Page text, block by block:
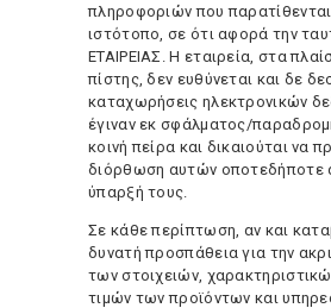
πληροφοριών που
ιστότοπο, σε ότι αφορά την
ΕΤΑΙΡΕΙΑΣ. Η εταιρεία, στα
πίστης, δεν ευθύνεται και δε
καταχωρήσεις ηλεκτρονικών
έγιναν εκ σφάλματος/
κοινή πείρα και δικαιούται να
διόρθωση αυτών οποτεδήποτε
ύπαρξή τους.
Σε κάθε περίπτωση, αν και
δυνατή προσπάθεια για την
των στοιχειών,
τιμών των προϊόντων και